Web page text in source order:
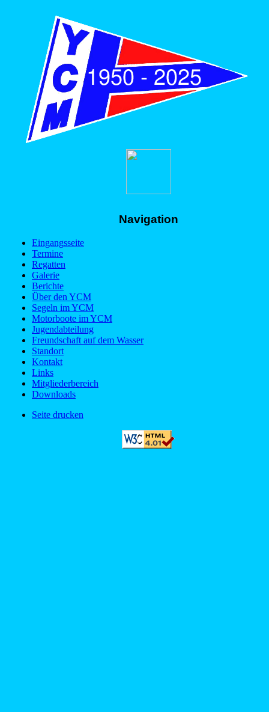
Navigation
Eingangsseite
Termine
Regatten
Galerie
Berichte
Über den YCM
Segeln im YCM
Motorboote im YCM
Jugendabteilung
Freundschaft auf dem Wasser
Standort
Kontakt
Links
Mitgliederbereich
Downloads
Seite drucken